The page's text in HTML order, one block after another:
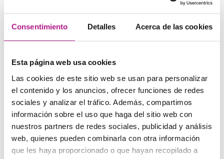
Consentimiento Detalles Acerca de las cookies
Esta página web usa cookies
Las cookies de este sitio web se usan para personalizar
el contenido y los anuncios, ofrecer funciones de redes
sociales y analizar el tráfico. Además, compartimos
información sobre el uso que haga del sitio web con
nuestros partners de redes sociales, publicidad y análisis
web, quienes pueden combinarla con otra información
que les haya proporcionado o que hayan recopilado a
The handouts are in the filing cabinet beside the
printers.— Los impresos están en el archivo que hay al
lado de las impresoras.
urgent call to answer.— ¿Puede enseñar las
urgente que atender.
En la calle
Los trayectos entre casa y el trabajo, los paseos en ratos
de ocio, la excursión al
supermercado… cualquier
momento puede ser bueno para repasar. De nuevo, aquí